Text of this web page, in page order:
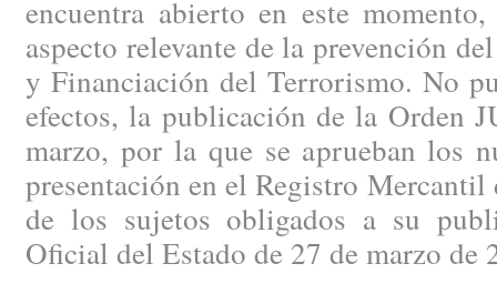
encuentra abierto en este
aspecto relevante de la prevención
y Financiación del Terrorismo. No
efectos, la publicación de la Orden
marzo, por la que se aprueban los
presentación en el Registro Mercantil
de los sujetos obligados a su
Oficial del Estado de 27 de marzo de